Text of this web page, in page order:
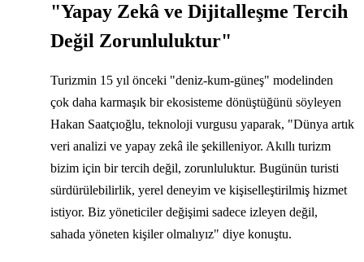
"Yapay Zekâ ve Dijitalleşme Tercih
Değil Zorunluluktur"
Turizmin 15 yıl önceki "deniz-kum-güneş" modelinden
çok daha karmaşık bir ekosisteme dönüştüğünü söyleyen
Hakan Saatçıoğlu, teknoloji vurgusu yaparak, "Dünya artık
veri analizi ve yapay zekâ ile şekilleniyor. Akıllı turizm
bizim için bir tercih değil, zorunluluktur. Bugünün turisti
sürdürülebilirlik, yerel deneyim ve kişiselleştirilmiş hizmet
istiyor. Biz yöneticiler değişimi sadece izleyen değil,
sahada yöneten kişiler olmalıyız" diye konuştu.